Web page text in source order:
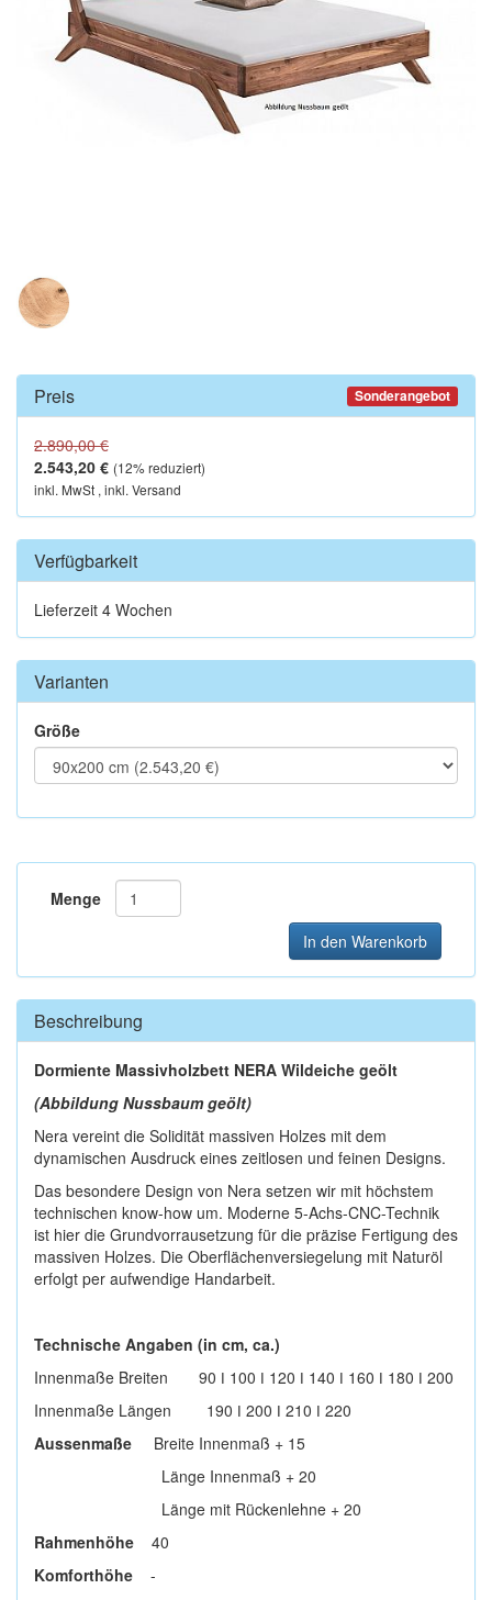
Preis Sonderangebot
2.890,00 €
2.543,20 € (12% reduziert)
inkl. MwSt , inkl. Versand
Verfügbarkeit
Lieferzeit 4 Wochen
Varianten
Größe
Menge
In den Warenkorb
Beschreibung
Dormiente Massivholzbett NERA Wildeiche geölt
(Abbildung Nussbaum geölt)
Nera vereint die Solidität massiven Holzes mit dem
dynamischen Ausdruck eines zeitlosen und feinen Designs.
Das besondere Design von Nera setzen wir mit höchstem
technischen know-how um. Moderne 5-Achs-CNC-Technik
ist hier die Grundvorrausetzung für die präzise Fertigung des
massiven Holzes. Die Oberflächenversiegelung mit Naturöl
erfolgt per aufwendige Handarbeit.
Technische Angaben (in cm, ca.)
Innenmaße Breiten 90 ǀ 100 ǀ 120 ǀ 140 ǀ 160 ǀ 180 ǀ 200
Innenmaße Längen 190 ǀ 200 ǀ 210 ǀ 220
Aussenmaße
Breite Innenmaß + 15
Länge Innenmaß + 20
Länge mit Rückenlehne + 20
Rahmenhöhe
40
Komforthöhe
-